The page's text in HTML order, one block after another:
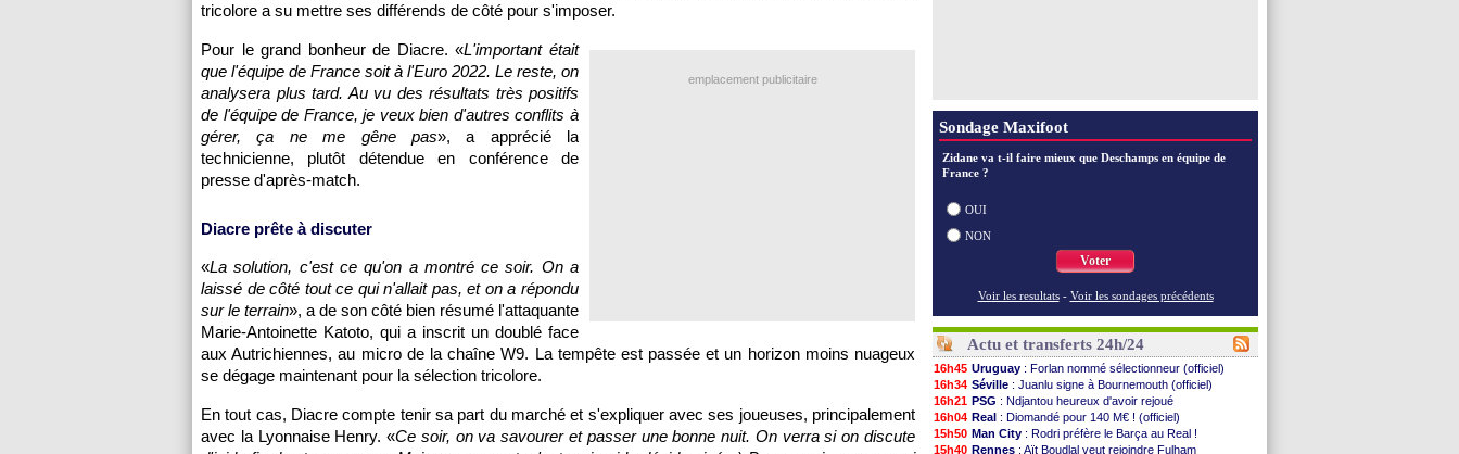
tricolore a su mettre ses différends de côté pour s'imposer.
emplacement publicitaire
Pour le grand bonheur de Diacre. «L'important était
que l'équipe de France soit à l'Euro 2022. Le reste, on
analysera plus tard. Au vu des résultats très positifs
de l'équipe de France, je veux bien d'autres conflits à
gérer, ça ne me gêne pas», a apprécié la
technicienne, plutôt détendue en conférence de
presse d'après-match.
Diacre prête à discuter
«La solution, c'est ce qu'on a montré ce soir. On a
laissé de côté tout ce qui n'allait pas, et on a répondu
sur le terrain», a de son côté bien résumé l'attaquante
Marie-Antoinette Katoto, qui a inscrit un doublé face
aux Autrichiennes, au micro de la chaîne W9. La tempête est passée et un horizon moins nuageux
se dégage maintenant pour la sélection tricolore.
En tout cas, Diacre compte tenir sa part du marché et s'expliquer avec ses joueuses, principalement
avec la Lyonnaise Henry. «Ce soir, on va savourer et passer une bonne nuit. On verra si on discute
Sondage Maxifoot
Zidane va t-il faire mieux que Deschamps en équipe de
France ?
OUI
NON
Voter
Voir les resultats - Voir les sondages précédents
Actu et transferts 24h/24
16h45 Uruguay : Forlan nommé sélectionneur (officiel)
16h34 Séville : Juanlu signe à Bournemouth (officiel)
16h21 PSG : Ndjantou heureux d'avoir rejoué
16h04 Real : Diomandé pour 140 M€ ! (officiel)
15h50 Man City : Rodri préfère le Barça au Real !
15h40 Rennes : Aït Boudlal veut rejoindre Fulham